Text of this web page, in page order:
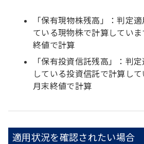
「保有現物株残高」：判定
ている現物株で計算してい
終値で計算
「保有投資信託残高」：判
している投資信託で計算し
月末終値で計算
適用状況を確認されたい場合